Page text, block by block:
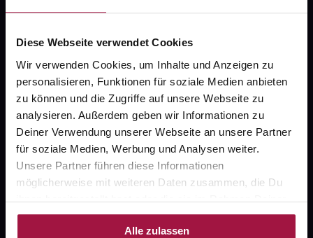
Diese Webseite verwendet Cookies
Wir verwenden Cookies, um Inhalte und Anzeigen zu
personalisieren, Funktionen für soziale Medien anbieten
zu können und die Zugriffe auf unsere Webseite zu
analysieren. Außerdem geben wir Informationen zu
Deiner Verwendung unserer Webseite an unsere Partner
für soziale Medien, Werbung und Analysen weiter.
Unsere Partner führen diese Informationen
möglicherweise mit weiteren Daten zusammen, die Du
ihnen bereitgestellt hast oder die sie im Rahmen Deiner
Nutzung der Dienste gesammelt haben.
Alle zulassen
Unsere Vorteile
Ausgewählte Wunschprodukte sofort abholbereit
Lieferung für sofort verfügbare Artikel meist am
Freie Wahl der Apotheke
Große Auswahl an Apotheken